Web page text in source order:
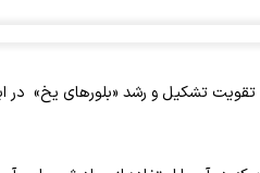
تقویت تشکیل و رشد «بلورهای یخ» در